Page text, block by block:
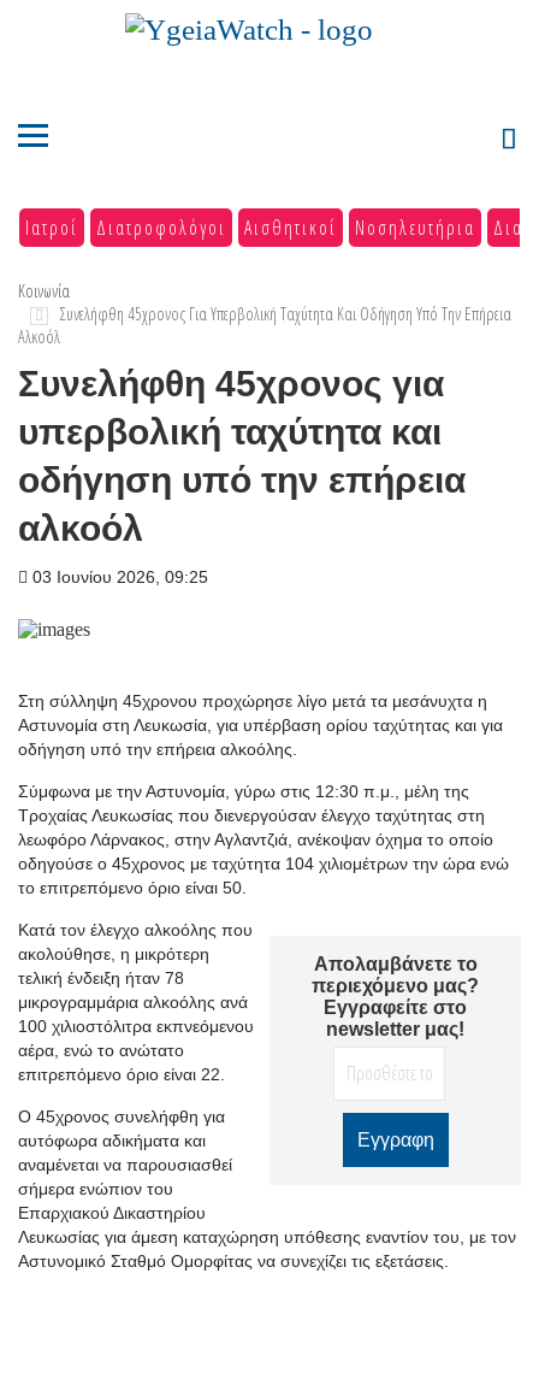
Ιατροί Διατροφολόγοι Αισθητικοί Νοσηλευτήρια
Κοινωνία
Συνελήφθη 45χρονος Για Υπερβολική Ταχύτητα Και Οδήγηση Υπό Την Επήρεια
Αλκοόλ
Συνελήφθη 45χρονος για
υπερβολική ταχύτητα και
οδήγηση υπό την επήρεια
αλκοόλ
03 Ιουνίου 2026, 09:25
Στη σύλληψη 45χρονου προχώρησε λίγο μετά τα μεσάνυχτα η
Αστυνομία στη Λευκωσία, για υπέρβαση ορίου ταχύτητας και για
οδήγηση υπό την επήρεια αλκοόλης.
Σύμφωνα με την Αστυνομία, γύρω στις 12:30 π.μ., μέλη της
Τροχαίας Λευκωσίας που διενεργούσαν έλεγχο ταχύτητας στη
λεωφόρο Λάρνακος, στην Αγλαντζιά, ανέκοψαν όχημα το οποίο
οδηγούσε ο 45χρονος με ταχύτητα 104 χιλιομέτρων την ώρα ενώ
το επιτρεπόμενο όριο είναι 50.
Απολαμβάνετε το
περιεχόμενο μας?
Εγγραφείτε στο
newsletter μας!
Κατά τον έλεγχο αλκοόλης που
ακολούθησε, η μικρότερη
τελική ένδειξη ήταν 78
μικρογραμμάρια αλκοόλης ανά
100 χιλιοστόλιτρα εκπνεόμενου
αέρα, ενώ το ανώτατο
επιτρεπόμενο όριο είναι 22.
Ο 45χρονος συνελήφθη για
αυτόφωρα αδικήματα και
αναμένεται να παρουσιασθεί
σήμερα ενώπιον του
Επαρχιακού Δικαστηρίου
Λευκωσίας για άμεση καταχώρηση υπόθεσης εναντίον του, με τον
Αστυνομικό Σταθμό Ομορφίτας να συνεχίζει τις εξετάσεις.